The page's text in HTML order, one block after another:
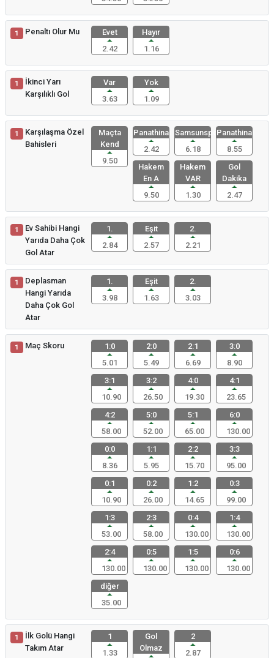
1 Penaltı Olur Mu
Evet
2.42
Hayır
1.16
1
İkinci Yarı
Karşılıklı Gol
Var
3.63
Yok
1.09
1
Karşılaşma Özel
Bahisleri
Maçta
Kend
9.50
Panathinai
2.42
Samsunspor
6.18
Panathinai
8.55
Hakem
En A
9.50
Hakem
VAR
1.30
Gol
Dakika
2.47
1
Ev Sahibi Hangi
Yarıda Daha Çok
Gol Atar
1.
2.84
Eşit
2.57
2.
2.21
1
Deplasman
Hangi Yarıda
Daha Çok Gol
Atar
1.
3.98
Eşit
1.63
2.
3.03
1 Maç Skoru
1:0
5.01
2:0
5.49
2:1
6.69
3:0
8.90
3:1
10.90
3:2
26.50
4:0
19.30
4:1
23.65
4:2
58.00
5:0
52.00
5:1
65.00
6:0
130.00
0:0
8.36
1:1
5.95
2:2
15.70
3:3
95.00
0:1
10.90
0:2
26.00
1:2
14.65
0:3
99.00
1:3
53.00
2:3
58.00
0:4
130.00
1:4
130.00
2:4
130.00
0:5
130.00
1:5
130.00
0:6
130.00
diğer
35.00
1
İlk Golü Hangi
Takım Atar
1
1.33
Gol
Olmaz
2
2.87